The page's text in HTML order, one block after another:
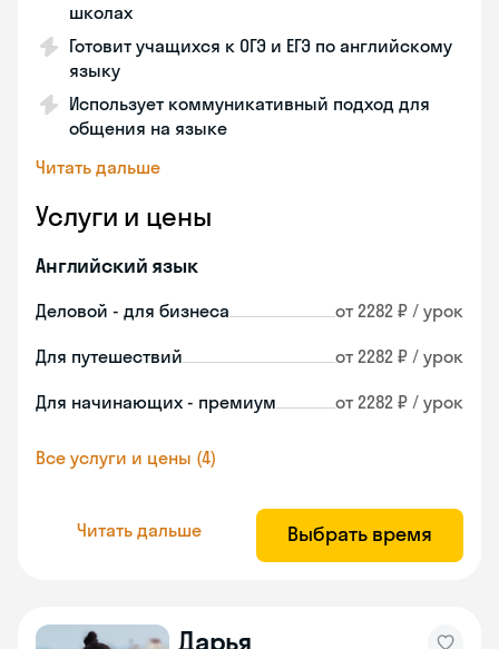
школах
Готовит учащихся к ОГЭ и ЕГЭ по английскому
языку
Использует коммуникативный подход для
общения на языке
Читать дальше
Услуги и цены
Английский язык
Деловой - для бизнеса от 2282 ₽ / урок
Для путешествий от 2282 ₽ / урок
Для начинающих - премиум от 2282 ₽ / урок
Все услуги и цены (4)
Читать дальше Выбрать время
Дарья